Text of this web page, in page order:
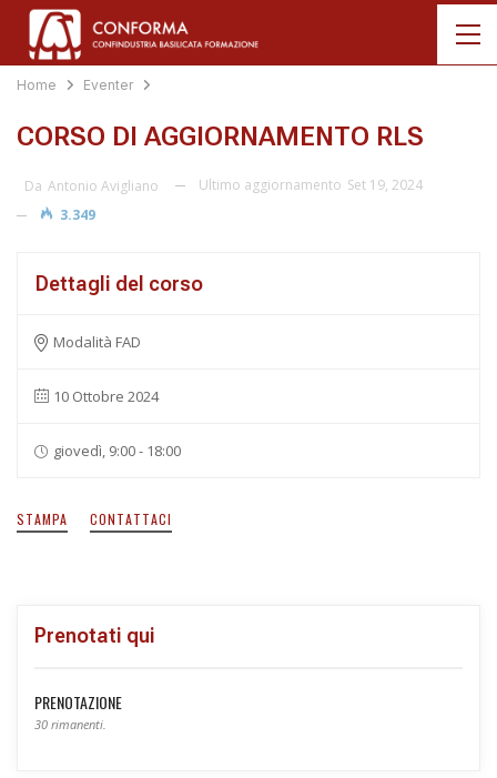
Home Eventer
CORSO DI AGGIORNAMENTO RLS
Da Antonio Avigliano Ultimo aggiornamento Set 19, 2024
3.349
Dettagli del corso
Modalità FAD
10 Ottobre 2024
giovedì, 9:00 - 18:00
STAMPA CONTATTACI
Prenotati qui
PRENOTAZIONE
30 rimanenti.